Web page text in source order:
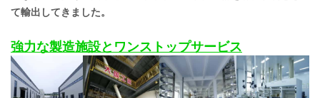
て輸出してきました。
強力な製造施設とワンストップサービス